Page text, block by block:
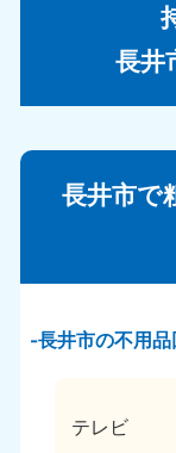
長井
長井市で
長井市の不用
テレビ